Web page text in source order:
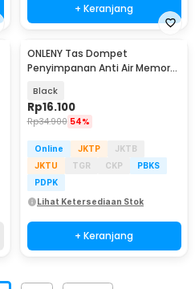
+ Keranjang
ONLENY Tas Dompet
Penyimpanan Anti Air Memory
Black
Rp16.100
Rp34.900 54%
Online JKTP
JKTB
JKTU
TGR CKP
PBKS
PDPK
Lihat Ketersediaan Stok
+ Keranjang